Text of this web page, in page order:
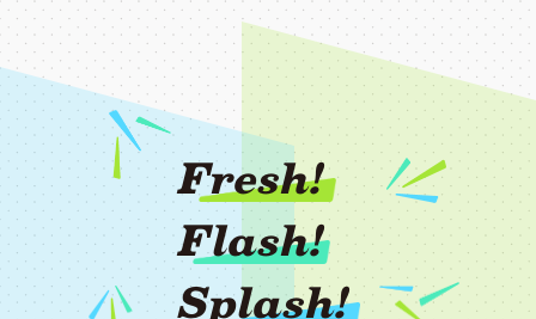
Fresh!
Flash!
Splash!